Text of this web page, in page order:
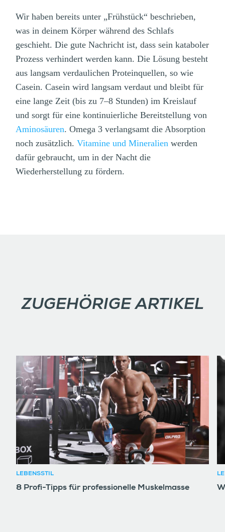
Wir haben bereits unter „Frühstück“ beschrieben,
was in deinem Körper während des Schlafs
geschieht. Die gute Nachricht ist, dass sein kataboler
Prozess verhindert werden kann. Die Lösung besteht
aus langsam verdaulichen Proteinquellen, so wie
Casein. Casein wird langsam verdaut und bleibt für
eine lange Zeit (bis zu 7–8 Stunden) im Kreislauf
und sorgt für eine kontinuierliche Bereitstellung von
Aminosäuren. Omega 3 verlangsamt die Absorption
noch zusätzlich. Vitamine und Mineralien werden
dafür gebraucht, um in der Nacht die
Wiederherstellung zu fördern.
ZUGEHÖRIGE ARTIKEL
LEBENSSTIL
8 Profi-Tipps für professionelle Muskelmasse